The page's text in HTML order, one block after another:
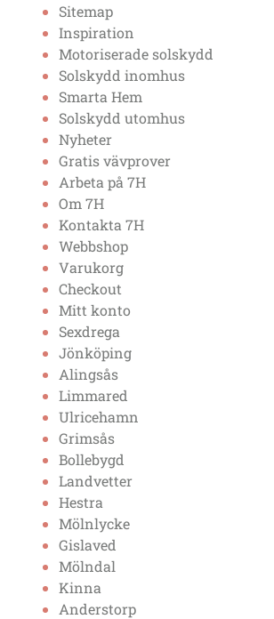
Sitemap
Inspiration
Motoriserade solskydd
Solskydd inomhus
Smarta Hem
Solskydd utomhus
Nyheter
Gratis vävprover
Arbeta på 7H
Om 7H
Kontakta 7H
Webbshop
Varukorg
Checkout
Mitt konto
Sexdrega
Jönköping
Alingsås
Limmared
Ulricehamn
Grimsås
Bollebygd
Landvetter
Hestra
Mölnlycke
Gislaved
Mölndal
Kinna
Anderstorp